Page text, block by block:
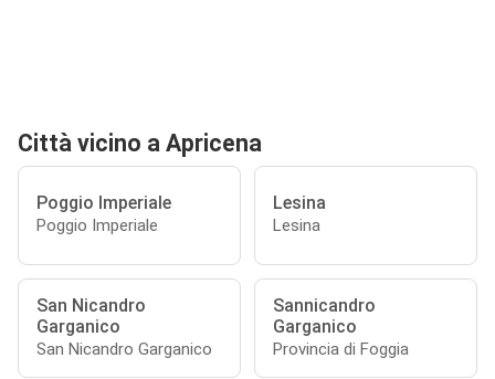
Città vicino a Apricena
Poggio Imperiale
Poggio Imperiale
Lesina
Lesina
San Nicandro
Garganico
San Nicandro Garganico
Sannicandro
Garganico
Provincia di Foggia